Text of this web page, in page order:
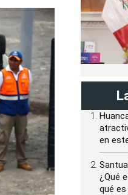
en
¿Qué
qué